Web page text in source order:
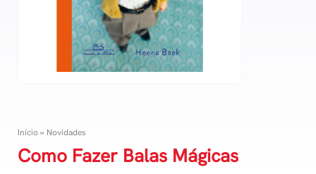
Início» Novidades
Como Fazer Balas Mágicas